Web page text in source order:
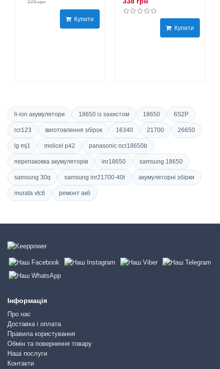
270 грн
Купити
Купити
li-ion акумулятори 18650 із захистом 18650 6S2P
rcr123 виготовлення збірок 16340 21700 26650
lg mj1 molicel p42 panasonic ncr18650b
перепаковка акумуляторів inr18650 samsung 18650
samsung 30q samsung inr21700-40t акумуляторні збірки
murata vtc6 ремонт акб
Інформація
Про нас
Доставка і оплата
Правила користування
Обмін та повернення товару
Наші послуги
Контакти